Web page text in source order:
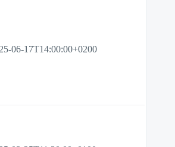
06-17T14:00:00+0200